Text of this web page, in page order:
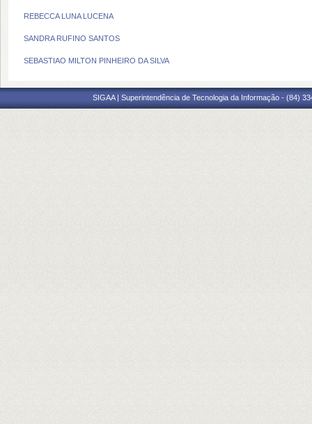
REBECCA LUNA LUCENA
SANDRA RUFINO SANTOS
SEBASTIAO MILTON PINHEIRO DA SILVA
SIGAA | Superintendência de Tecnologia da Informação - (84)